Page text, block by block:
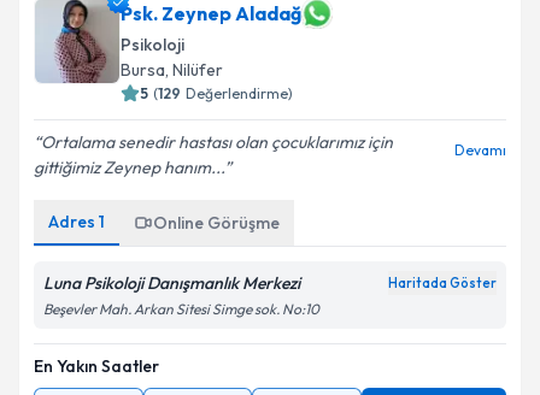
Psk. Zeynep Aladağ
Psikoloji
Bursa, Nilüfer
5 (129 Değerlendirme)
Ortalama senedir hastası olan çocuklarımız için
gittiğimiz Zeynep hanım...
Devamı
Adres 1 Online Görüşme
Luna Psikoloji Danışmanlık Merkezi Haritada Göster
Beşevler Mah. Arkan Sitesi Simge sok. No:10
En Yakın Saatler